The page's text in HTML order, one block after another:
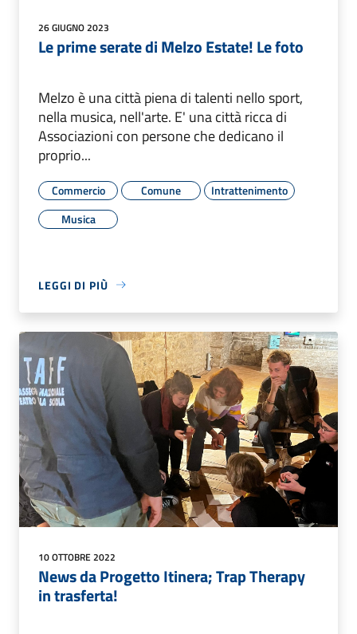
26 GIUGNO 2023
Le prime serate di Melzo Estate! Le foto
Melzo è una città piena di talenti nello sport,
nella musica, nell'arte. E' una città ricca di
Associazioni con persone che dedicano il
proprio...
Commercio Comune
Intrattenimento
Musica
LEGGI DI PIÙ
10 OTTOBRE 2022
News da Progetto Itinera; Trap Therapy
in trasferta!